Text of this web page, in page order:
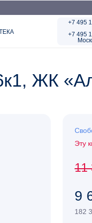
+7 495
+7 495
ЖК
Эту
11
9
182